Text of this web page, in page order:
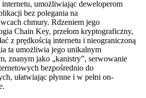
umożliwiając deweloperom
bez polegania na
chmury. Rdzeniem jego
Chain Key, przełom kryptograficzny,
z prędkością internetu i nieograniczoną
ta umożliwia jego unikalnym
znanym jako „kanistry”, serwowanie
bezpośrednio do
ułatwiając płynne i w pełni on-